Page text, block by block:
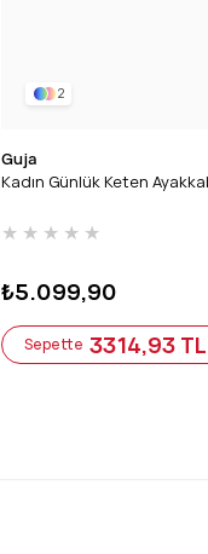
2
Guja
Kadın Günlük Keten
★ ★ ★ ★ ★
₺5.099,90
Sepette 3314,93 TL